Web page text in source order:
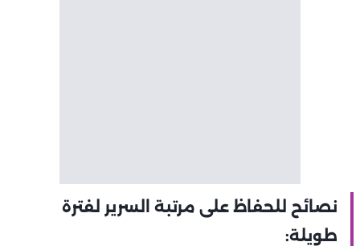
نصائح للحفاظ على مرتبة السرير لفترة
طويلة: